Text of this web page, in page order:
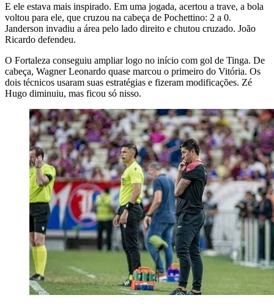
E ele estava mais inspirado. Em uma jogada, acertou a trave, a bola
voltou para ele, que cruzou na cabeça de Pochettino: 2 a 0.
Janderson invadiu a área pelo lado direito e chutou cruzado. João
Ricardo defendeu.
O Fortaleza conseguiu ampliar logo no início com gol de Tinga. De
cabeça, Wagner Leonardo quase marcou o primeiro do Vitória. Os
dois técnicos usaram suas estratégias e fizeram modificações. Zé
Hugo diminuiu, mas ficou só nisso.